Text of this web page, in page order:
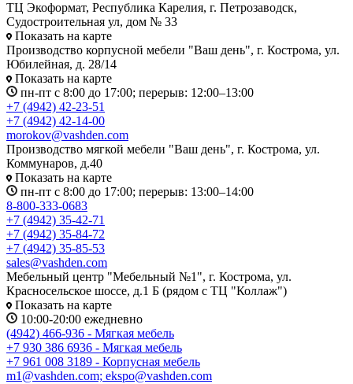
ТЦ Экоформат, Республика Карелия, г. Петрозаводск,
Судостроительная ул, дом № 33
Показать на карте
Производство корпусной мебели "Ваш день", г. Кострома, ул.
Юбилейная, д. 28/14
Показать на карте
пн-пт с 8:00 до 17:00; перерыв: 12:00–13:00
+7 (4942) 42-23-51
+7 (4942) 42-14-00
morokov@vashden.com
Производство мягкой мебели "Ваш день", г. Кострома, ул.
Коммунаров, д.40
Показать на карте
пн-пт с 8:00 до 17:00; перерыв: 13:00–14:00
8-800-333-0683
+7 (4942) 35-42-71
+7 (4942) 35-84-72
+7 (4942) 35-85-53
sales@vashden.com
Мебельный центр "Мебельный №1", г. Кострома, ул.
Красносельское шоссе, д.1 Б (рядом с ТЦ "Коллаж")
Показать на карте
10:00-20:00 ежедневно
(4942) 466-936 - Мягкая мебель
+7 930 386 6936 - Мягкая мебель
+7 961 008 3189 - Корпусная мебель
m1@vashden.com; ekspo@vashden.com